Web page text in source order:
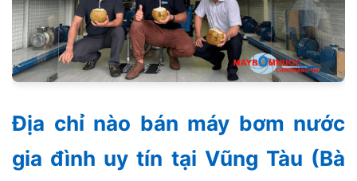
Địa chỉ nào bán máy bơm nước
gia đình uy tín tại Vũng Tàu (Bà